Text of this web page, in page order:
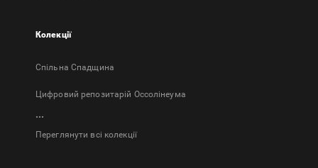
Колекції
Спільна Спадщина
Цифровий репозитарій Оссолінеума
...
Переглянути всі колекції